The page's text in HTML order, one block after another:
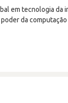
em tecnologia da
da